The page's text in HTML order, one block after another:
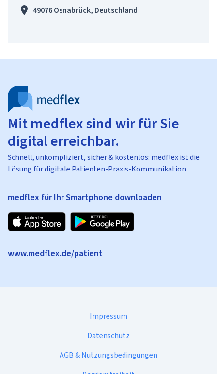
49076 Osnabrück, Deutschland
Mit medflex sind wir für Sie
digital erreichbar.
Schnell, unkompliziert, sicher & kostenlos: medflex ist die
Lösung für digitale Patienten-Praxis-Kommunikation.
medflex für Ihr Smartphone downloaden
www.medflex.de/patient
Impressum
Datenschutz
AGB & Nutzungsbedingungen